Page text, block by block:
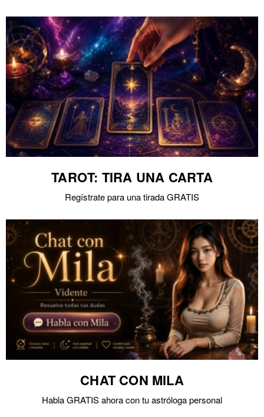
TAROT: TIRA UNA CARTA
Regístrate para una tirada GRATIS
CHAT CON MILA
Habla GRATIS ahora con tu astróloga personal